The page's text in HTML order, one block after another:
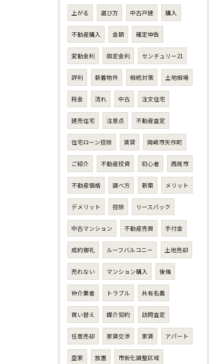
上がる 選び方 中古戸建 購入
不動産購入 金額 確定申告
変動金利 固定金利 センチュリー21
評判 新着物件 相続対策 土地相場
税金 流れ 中古 注文住宅
建売住宅 注意点 不動産査定
住宅ローン控除 賃貸 岡崎市矢作町
ご紹介 不動産投資 初心者 西尾市
不動産価格 調べ方 新築 メリット
デメリット 控除 リースバック
中古マンション 不動産売買 手付金
成約御礼 ルーフバルコニー 土地売却
売れない マンション購入 後悔
仲介業者 トラブル 共有名義
買い替え 媒介契約 訪問査定
任意売却 家賃交渉 家賃 アパート
空家 放置 市街化調整区域